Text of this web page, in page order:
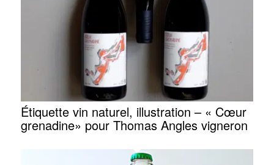
Étiquette vin naturel, illustration – « Cœur
grenadine» pour Thomas Angles vigneron